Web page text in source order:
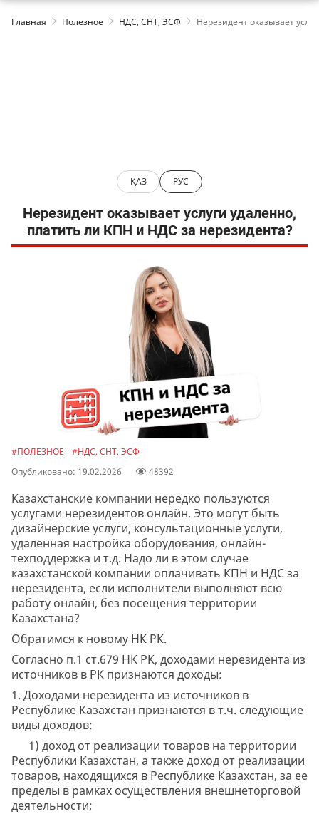
Главная Полезное НДС, СНТ, ЭСФ Нерезидент оказывает
Нерезидент оказывает услуги удаленно,
платить ли КПН и НДС за нерезидента?
ҚАЗ РУС
#ПОЛЕЗНОЕ
#НДС, СНТ, ЭСФ
Опубликовано: 19.02.2026
48392
Казахстанские компании нередко пользуются
услугами нерезидентов онлайн. Это могут быть
дизайнерские услуги, консультационные услуги,
удаленная настройка оборудования, онлайн-
техподдержка и т.д. Надо ли в этом случае
казахстанской компании оплачивать КПН и НДС за
нерезидента, если исполнители выполняют всю
работу онлайн, без посещения территории
Казахстана?
Обратимся к новому НК РК.
Согласно п.1 ст.679 НК РК, доходами нерезидента из
источников в РК признаются доходы:
1. Доходами нерезидента из источников в
Республике Казахстан признаются в т.ч. следующие
виды доходов:
1) доход от реализации товаров на территории
Республики Казахстан, а также доход от реализации
товаров, находящихся в Республике Казахстан, за ее
пределы в рамках осуществления внешнеторговой
деятельности;